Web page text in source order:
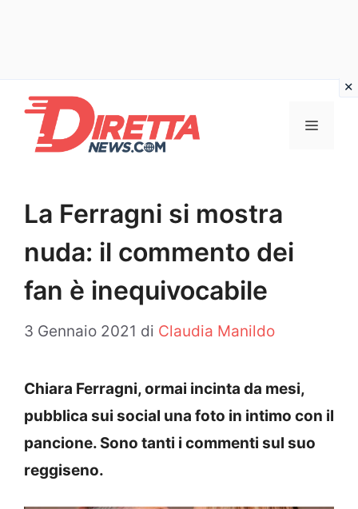
contenuto
Menu
La Ferragni si mostra
nuda: il commento dei
fan è inequivocabile
3 Gennaio 2021 di Claudia Manildo
Chiara Ferragni, ormai incinta da mesi,
pubblica sui social una foto in intimo con il
pancione. Sono tanti i commenti sul suo
reggiseno.